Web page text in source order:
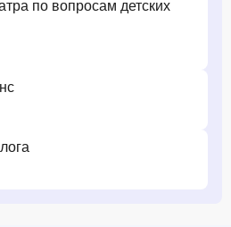
по вопросам детских